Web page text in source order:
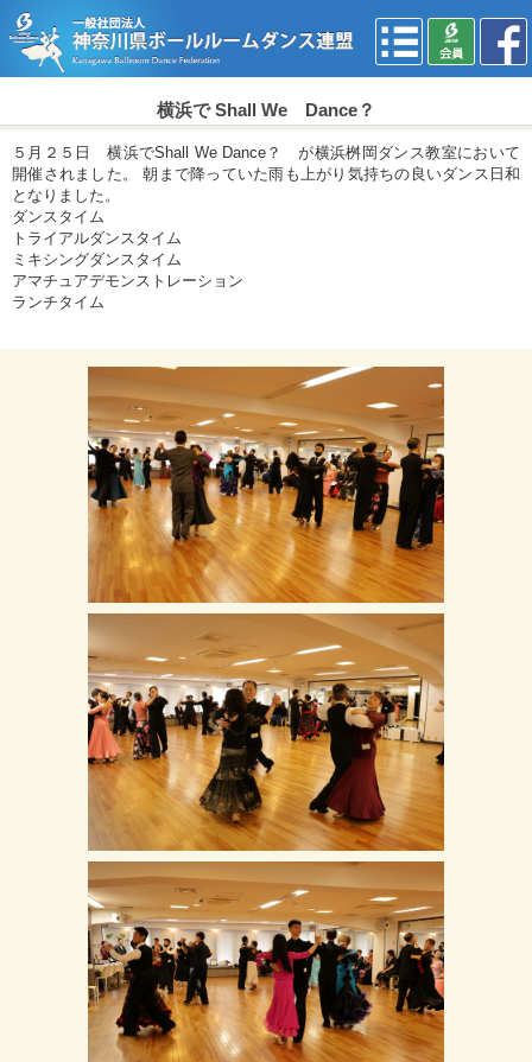
横浜で Shall We Dance？
５月２５日 横浜でShall We Dance？ が横浜桝岡ダンス教室において
開催されました。 朝まで降っていた雨も上がり気持ちの良いダンス日和
となりました。
ダンスタイム
トライアルダンスタイム
ミキシングダンスタイム
アマチュアデモンストレーション
ランチタイム